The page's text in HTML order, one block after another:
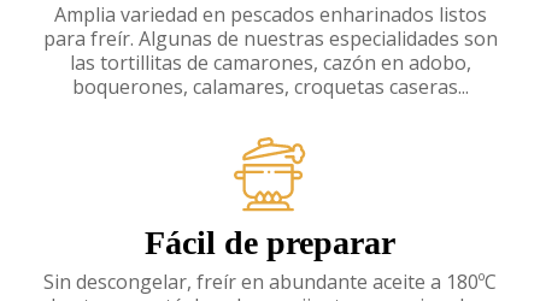
Amplia variedad en pescados enharinados listos
para freír. Algunas de nuestras especialidades son
las tortillitas de camarones, cazón en adobo,
boquerones, calamares, croquetas caseras...
Fácil de preparar
Sin descongelar, freír en abundante aceite a 180ºC